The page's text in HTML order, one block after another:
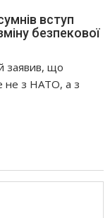
вступ
безпекової
заявив, що
не з НАТО, а з